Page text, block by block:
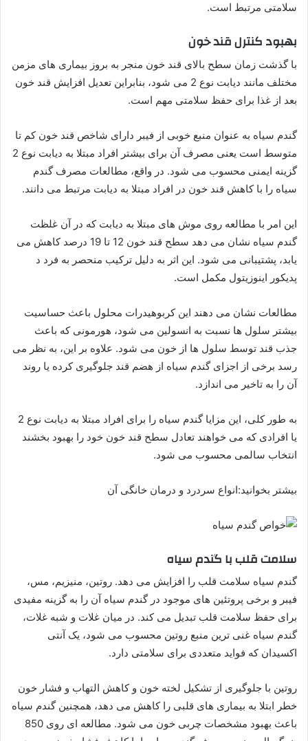
سلامتی مرتبط است.
بهبود کنترل قند خون
با گذشت زمان سطح بالای قند خون منجر به بروز بیماری های مزمن
مختلف مانند دیابت نوع 2 می شود، بنابراین تعدیل افزایش قند خون
بعد از غذا برای حفظ سلامتی مهم است.
گندم سیاه به عنوان منبع خوبی از فیبر دارای شاخص قند خون کم تا
متوسط ​​است یعنی مصرف آن برای بیشتر افراد مبتلا به دیابت نوع 2
گزینه ایمنی محسوب می شود. در واقع، مطالعات مصرف گندم
سیاه را با کاهش قند خون در افراد مبتلا به دیابت مرتبط می دانند.
این امر با مطالعه روی موش های مبتلا به دیابت که در آن غلظت
گندم سیاه نشان می دهد سطح قند خون 12 تا 19 درصد کاهش می
یابد، پشتیبانی می شود. این اثر به دلیل ترکیب منحصر به فرد د
پدیکور اينوزيتول مکمل است.
مطالعات نشان می دهند این کربوهیدرات محلول باعث حساسیت
بیشتر سلول ها نسبت به انسولین می شود، هورمونی که باعث
جذب قند توسط سلول ها از خون می شود. علاوه بر این، به نظر می
رسد برخی از اجزای گندم سیاه از هضم قند جلوگیری کرده یا روند
آن را به تاخیر می اندازد.
به طور کلی، این مزایا گندم سیاه را برای افراد مبتلا به دیابت نوع 2
یا افرادی که می خواهند تعادل سطح قند خون خود را بهبود بخشند
انتخاب سالمی محسوب می شود.
بیشتر بخوانید:انواع سردرد و درمان خانگی آن
سلامت قلب با گندم سیاه
گندم سیاه سلامت قلب را افزایش می دهد. روتین، منیزیم، مس،
فیبر و برخی پروتئین های موجود در گندم سیاه آن را به گزینه مفیدی
برای حفظ سلامت قلب تبدیل می کند. در میان غلات و شبه غلات،
گندم سیاه غنی ترین منبع روتین محسوب می شود، یک آنتی
اکسیدان که فواید متعددی برای سلامتی دارد.
روتین با جلوگیری از تشکیل لخته خون و کاهش التهاب و فشار خون
خطر ابتلا به بیماری های قلبی را کاهش می دهد، همچنین گندم سیاه
باعث بهبود مشخصات چربی خون می شود. مطالعه ای روی 850